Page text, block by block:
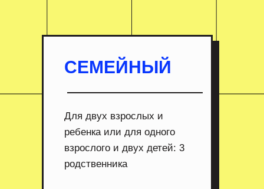
Для двух взрослых и
ребенка или для одного
взрослого и двух детей: 3
родственника
СЕМЕЙНЫЙ